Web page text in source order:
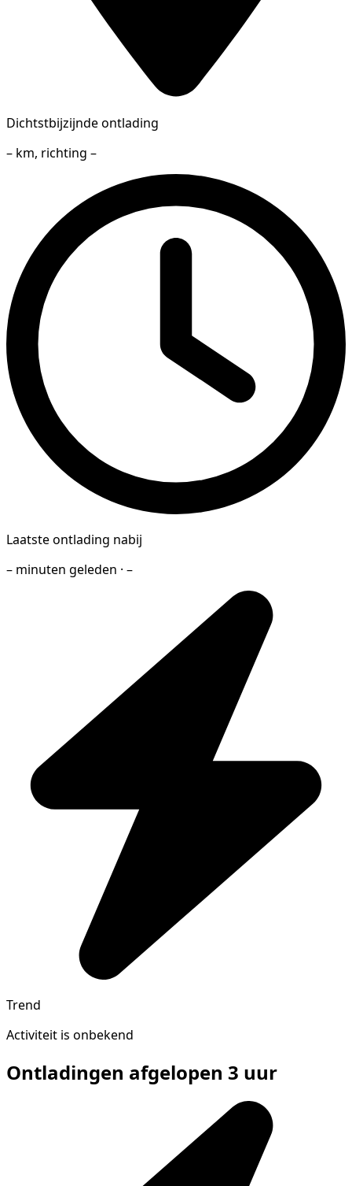
Dichtstbijzijnde ontlading
– km, richting –
Laatste ontlading nabij
– minuten geleden · –
Trend
Activiteit is onbekend
Ontladingen afgelopen 3 uur